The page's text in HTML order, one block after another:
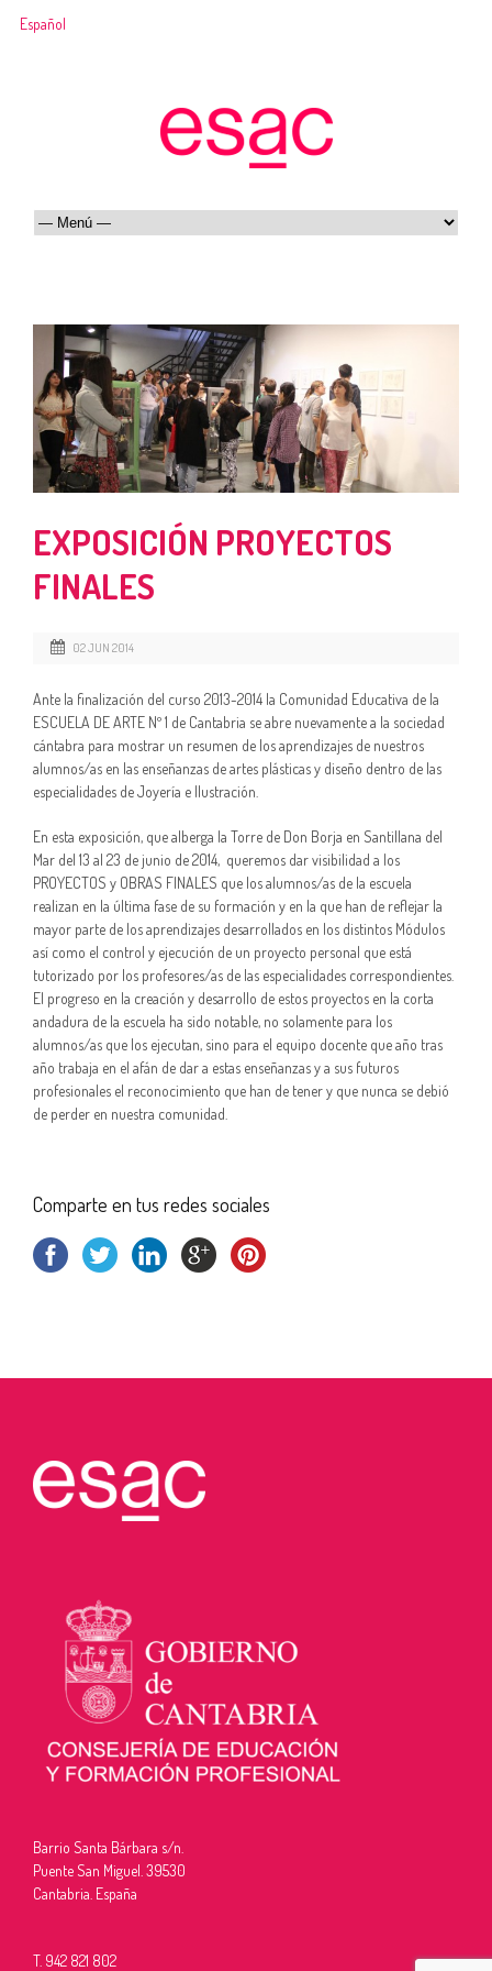
Español
EXPOSICIÓN PROYECTOS
FINALES
02 JUN 2014
Ante la finalización del curso 2013-2014 la Comunidad Educativa de la
ESCUELA DE ARTE Nº 1 de Cantabria se abre nuevamente a la sociedad
cántabra para mostrar un resumen de los aprendizajes de nuestros
alumnos/as en las enseñanzas de artes plásticas y diseño dentro de las
especialidades de Joyería e Ilustración.
En esta exposición, que alberga la Torre de Don Borja en Santillana del
Mar del 13 al 23 de junio de 2014, queremos dar visibilidad a los
PROYECTOS y OBRAS FINALES que los alumnos/as de la escuela
realizan en la última fase de su formación y en la que han de reflejar la
mayor parte de los aprendizajes desarrollados en los distintos Módulos
así como el control y ejecución de un proyecto personal que está
tutorizado por los profesores/as de las especialidades correspondientes.
El progreso en la creación y desarrollo de estos proyectos en la corta
andadura de la escuela ha sido notable, no solamente para los
alumnos/as que los ejecutan, sino para el equipo docente que año tras
año trabaja en el afán de dar a estas enseñanzas y a sus futuros
profesionales el reconocimiento que han de tener y que nunca se debió
de perder en nuestra comunidad.
Comparte en tus redes sociales
Barrio Santa Bárbara s/n.
Puente San Miguel. 39530
Cantabria. España
T. 942 821 802